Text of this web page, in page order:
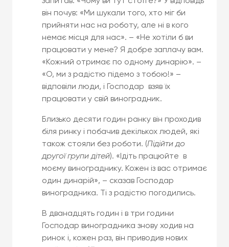
він почув: «Ми шукали того, хто міг би
прийняти нас на роботу, але ні в кого
немає місця для нас». – «Не хотіли б ви
працювати у мене? Я добре заплачу вам.
«Кожний отримає по одному динарію». –
«О, ми з радістю підемо з тобою!» –
відповіли люди, і Господар взяв їх
працювати у свій виноградник.
Близько десяти годин ранку він проходив
біля ринку і побачив декількох людей, які
також стояли без роботи. (Підійти до
другої групи дітей). «Ідіть працюйте в
моєму винограднику. Кожен із вас отримає
один динарій», – сказав Господар
виноградника. Ті з радістю погодились.
В дванадцять годин і в три години
Господар виноградника знову ходив на
ринок і, кожен раз, він приводив нових